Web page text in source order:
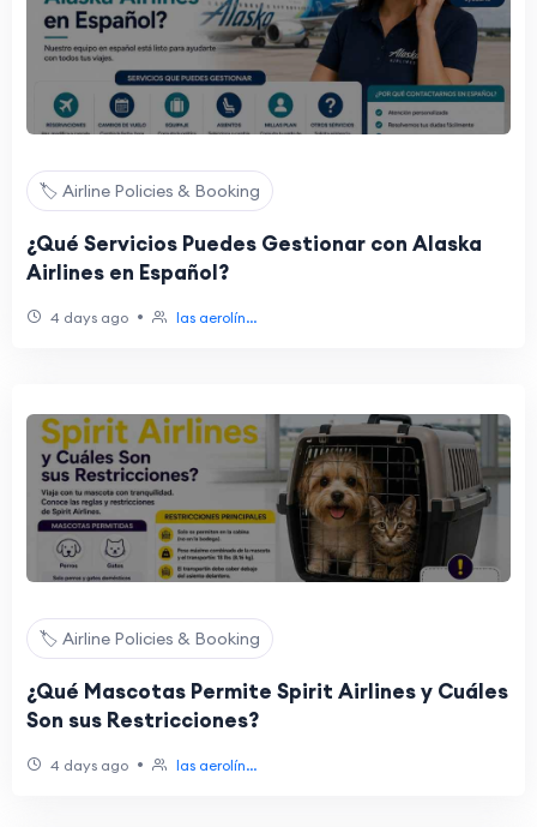
🏷️ Airline Policies & Booking
¿Qué Servicios Puedes Gestionar con Alaska
Airlines en Español?
4 days ago • las aerolín...
🏷️ Airline Policies & Booking
¿Qué Mascotas Permite Spirit Airlines y Cuáles
Son sus Restricciones?
4 days ago • las aerolín...